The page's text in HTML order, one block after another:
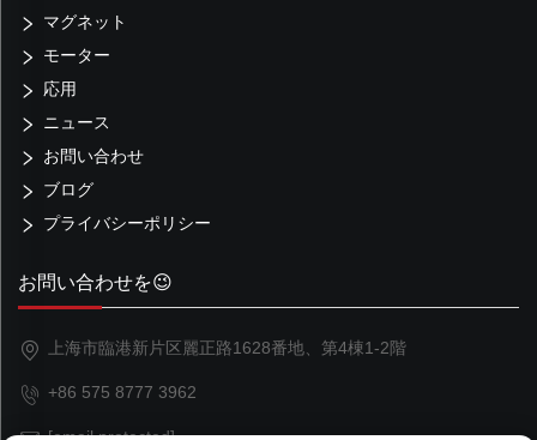
マグネット
モーター
応用
ニュース
お問い合わせ
ブログ
プライバシーポリシー
お問い合わせを😉
上海市臨港新片区麗正路1628番地、第4棟1-2階
+86 575 8777 3962